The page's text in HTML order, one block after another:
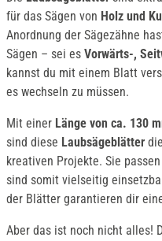
für das Sägen von Holz und
Anordnung der Sägezähne
Sägen – sei es Vorwärts-,
kannst du mit einem Blatt
es wechseln zu müssen.
Mit einer Länge von ca. 130
sind diese Laubsägeblätter
kreativen Projekte. Sie
sind somit vielseitig
der Blätter garantieren dir
Aber das ist noch nicht alles!